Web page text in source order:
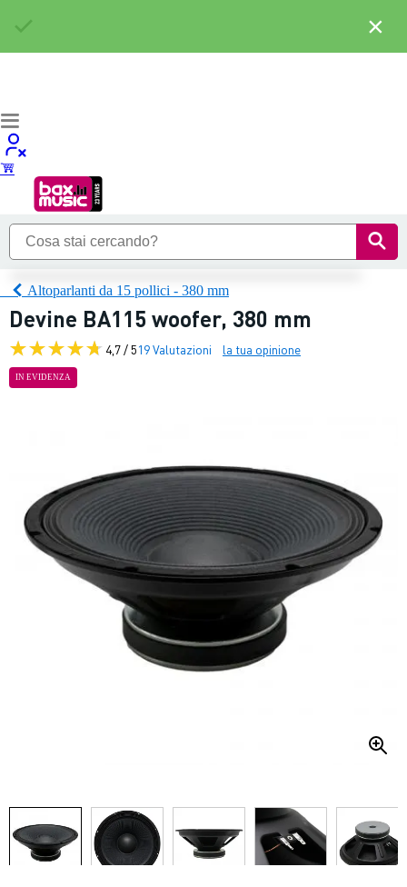
Altoparlanti da 15 pollici - 380 mm
Devine BA115 woofer, 380 mm
4,7 / 519 Valutazioni la tua opinione
IN EVIDENZA
×